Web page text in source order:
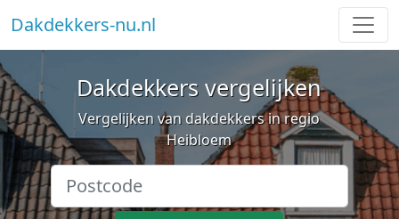
Dakdekkers-nu.nl
Dakdekkers vergelijken
Vergelijken van dakdekkers in regio
Heibloem